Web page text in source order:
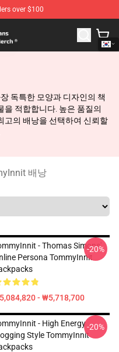
over $100
Merchandise
독특한 모양과 디자인의 책
을 적합합니다. 높은 품질의
고의 배낭을 선택하여 신뢰할
배낭
- Thomas Simons'
Persona TommyInnit
- ₩5,718,700
-20%
- High Energy
Style TommyInnit
-20%